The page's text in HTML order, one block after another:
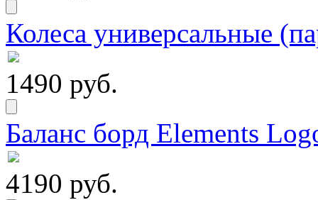
Колеса универсальные
1490 руб.
Баланс борд Elements
4190 руб.